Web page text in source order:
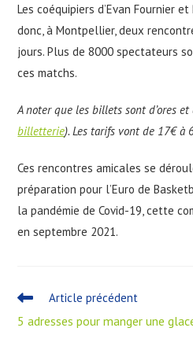
Les coéquipiers d’Evan Fournier
donc, à Montpellier, deux
jours. Plus de 8000 spectateurs
ces matchs.
A noter que les billets sont d’ores
billetterie). Les tarifs vont de 17€ à
Ces rencontres amicales se
préparation pour l’Euro de
la pandémie de Covid-19, cette
en septembre 2021.
Article précédent
5 adresses pour manger une